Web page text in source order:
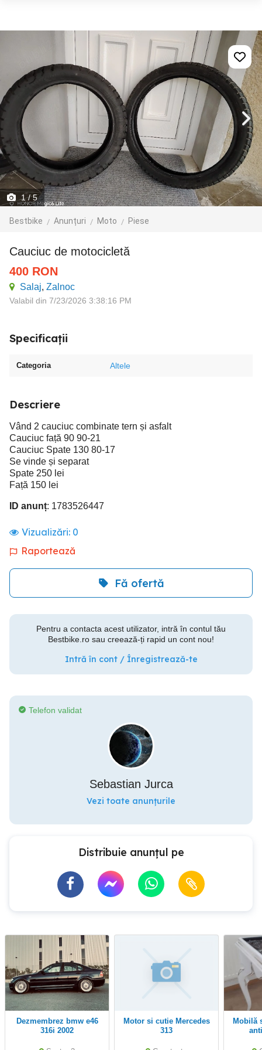
1/ 5
Bestbike Anunțuri Moto Piese
Cauciuc de motocicletă
400 RON
Salaj, Zalnoc
Valabil din 7/23/2026 3:38:16 PM
Specificații
Categoria Altele
Descriere
Vând 2 cauciuc combinate tern și asfalt
Cauciuc față 90 90-21
Cauciuc Spate 130 80-17
Se vinde și separat
Spate 250 lei
Față 150 lei
ID anunț: 1783526447
Vizualizări: 0
Raportează
Fă ofertă
Pentru a contacta acest utilizator, intră în contul tău
Bestbike.ro sau creează-ți rapid un cont nou!
Intră în cont / Înregistrează-te
Telefon validat
Sebastian Jurca
Vezi toate anunțurile
Distribuie anunțul pe
dezmembrez bmw e46
316i 2002
Motor si cutie Mercedes
313
Mobilă sufragerie in stil